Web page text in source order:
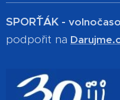
SPOR´ŤÁK -
podpořit na